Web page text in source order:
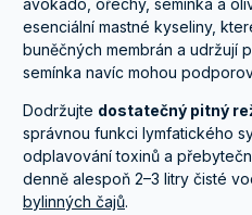
esenciální mastné kyseliny,
buněčných membrán a udržují
semínka navíc mohou
Dodržujte dostatečný pitný
správnou funkci lymfatického
odplavování toxinů a
denně alespoň 2–3 litry čisté
bylinných čajů.